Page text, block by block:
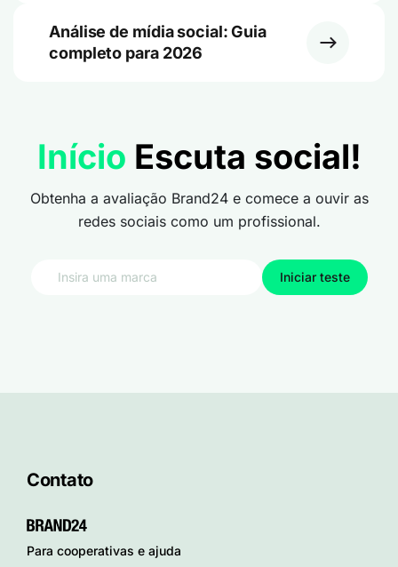
Análise de mídia social: Guia
completo para 2026
Início Escuta social!
Obtenha a avaliação Brand24 e comece a ouvir as
redes sociais como um profissional.
Iniciar teste
Contato
Para cooperativas e ajuda